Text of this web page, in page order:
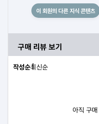
이 회원의 다른 지식 콘텐츠
구매 리뷰 보기
작성순최신순
아직 구